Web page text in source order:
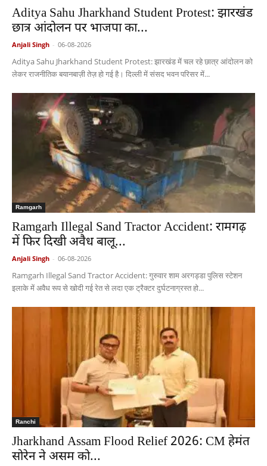
Aditya Sahu Jharkhand Student Protest: झारखंड
छात्र आंदोलन पर भाजपा का...
Anjali Singh - 06-08-2026
Aditya Sahu Jharkhand Student Protest: झारखंड में चल रहे छात्र आंदोलन को
लेकर राजनीतिक बयानबाज़ी तेज़ हो गई है। दिल्ली में संसद भवन परिसर में...
Ramgarh
Ramgarh Illegal Sand Tractor Accident: रामगढ़
में फिर दिखी अवैध बालू...
Anjali Singh - 06-08-2026
Ramgarh Illegal Sand Tractor Accident: गुरुवार शाम अरगड्डा पुलिस स्टेशन
इलाके में अवैध रूप से खोदी गई रेत से लदा एक ट्रैक्टर दुर्घटनाग्रस्त हो...
Ranchi
Jharkhand Assam Flood Relief 2026: CM हेमंत
सोरेन ने असम को...